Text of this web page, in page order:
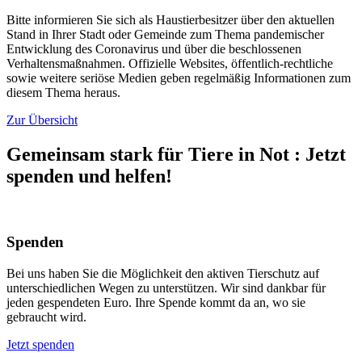
Bitte informieren Sie sich als Haustierbesitzer über den aktuellen
Stand in Ihrer Stadt oder Gemeinde zum Thema pandemischer
Entwicklung des Coronavirus und über die beschlossenen
Verhaltensmaßnahmen. Offizielle Websites, öffentlich-rechtliche
sowie weitere seriöse Medien geben regelmäßig Informationen zum
diesem Thema heraus.
Zur Übersicht
Gemeinsam stark für Tiere in Not : Jetzt
spenden und helfen!
Spenden
Bei uns haben Sie die Möglichkeit den aktiven Tierschutz auf
unterschiedlichen Wegen zu unterstützen. Wir sind dankbar für
jeden gespendeten Euro. Ihre Spende kommt da an, wo sie
gebraucht wird.
Jetzt spenden